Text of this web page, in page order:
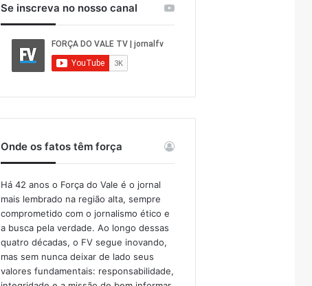
Se inscreva no nosso canal
Onde os fatos têm força
Há 42 anos o Força do Vale é o jornal
mais lembrado na região alta, sempre
comprometido com o jornalismo ético e
a busca pela verdade. Ao longo dessas
quatro décadas, o FV segue inovando,
mas sem nunca deixar de lado seus
valores fundamentais: responsabilidade,